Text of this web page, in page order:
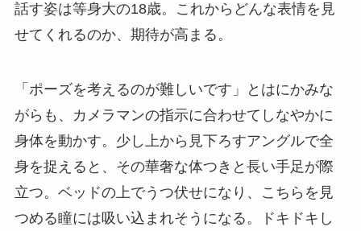
話す姿は等身大の18歳。これからどんな表情を見
せてくれるのか、期待が高まる。
「ポーズを考えるのが難しいです」とはにかみな
がらも、カメラマンの指示に合わせてしなやかに
身体を動かす。少し上から見下ろすアングルで全
身を捉えると、その華奢な体つきと長い手足が際
立つ。ベッドの上でうつ伏せになり、こちらを見
つめる瞳には吸い込まれそうになる。ドキドキし